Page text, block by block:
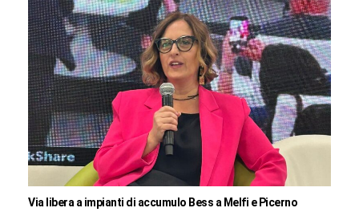
Via libera a impianti di accumulo Bess a Melfi e Picerno